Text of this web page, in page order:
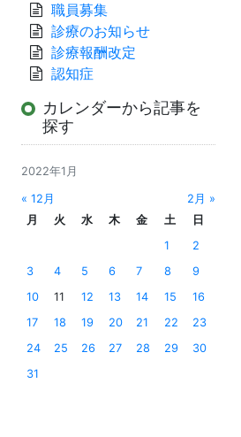
職員募集
診療のお知らせ
診療報酬改定
認知症
カレンダーから記事を
探す
2022年1月
« 12月
2月 »
月
火 水 木 金 土
日
1
2
3
4 5 6 7 8
9
10
11 12 13 14 15
16
17
18 19 20 21 22
23
24
25 26 27 28 29
30
31